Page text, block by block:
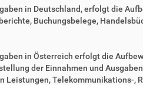
in Deutschland, erfolgt die
Buchungsbelege,
in Österreich erfolgt die
der Einnahmen und
Leistungen, Telekommunikations-,